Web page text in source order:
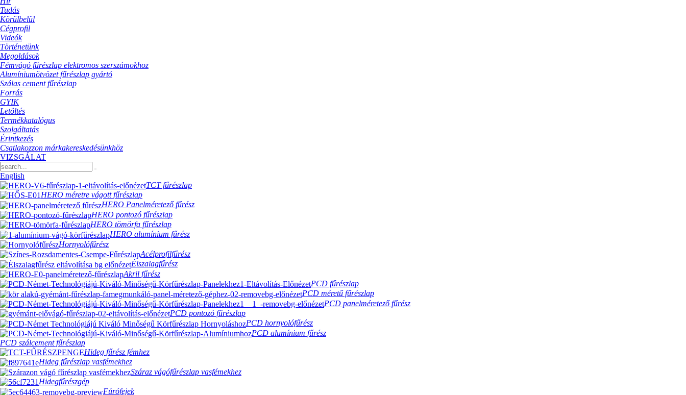
Tudás
Körülbelül
Cégprofil
Videók
Történetünk
Megoldások
Fémvágó fűrészlap elektromos szerszámokhoz
Alumíniumötvözet fűrészlap gyártó
Szálas cement fűrészlap
Forrás
GYIK
Letöltés
Termékkatalógus
Szolgáltatás
Érintkezés
Csatlakozzon márkakereskedésünkhöz
VIZSGÁLAT
English
TCT fűrészlap
HERO méretre vágott fűrészlap
HERO Panelméretező fűrész
HERO pontozó fűrészlap
HERO tömörfa fűrészlap
HERO alumínium fűrész
Hornyolófűrész
Acélprofilfűrész
Élszalagfűrész
Akril fűrész
PCD fűrészlap
PCD méretű fűrészlap
PCD panelméretező fűrész
PCD pontozó fűrészlap
PCD hornyolófűrész
PCD alumínium fűrész
PCD szálcement fűrészlap
Hideg fűrész fémhez
Hideg fűrészlap vasfémekhez
Száraz vágófűrészlap vasfémekhez
Hidegfűrészgép
Fúrófejek